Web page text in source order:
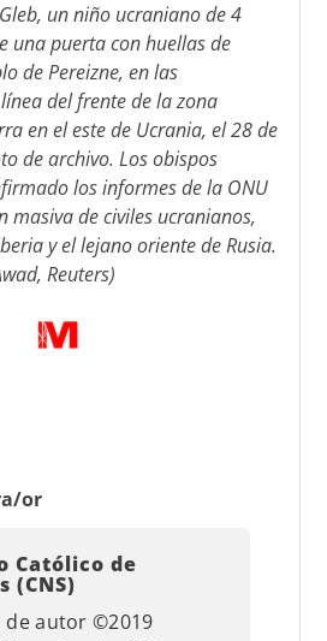
un niño ucraniano de 4
una puerta con huellas de
de Pereizne, en las
del frente de la zona
en el este de Ucrania, el 28 de
de archivo. Los obispos
los informes de la ONU
masiva de civiles ucranianos,
y el lejano oriente de Rusia.
Reuters)
or
Católico de
(CNS)
de autor ©2019